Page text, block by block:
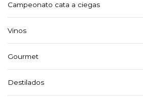
Campeonato cata a ciegas
Vinos
Gourmet
Destilados